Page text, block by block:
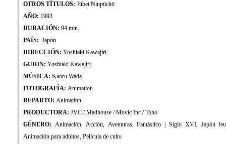
OTROS TÍTULOS: Jūbei Ninpūchō
AÑO: 1993
DURACIÓN: 94 min.
PAÍS: Japón
DIRECCIÓN: Yoshiaki Kawajiri
GUION: Yoshiaki Kawajiri
MÚSICA: Kaoru Wada
FOTOGRAFÍA: Animation
REPARTO: Animation
PRODUCTORA: JVC / Madhouse / Movic Inc / Toho
GÉNERO: Animación, Acción, Aventuras, Fantástico | Siglo XVI, Japón feudal, Ninjas, Samuráis, Gore,
Animación para adultos, Película de culto